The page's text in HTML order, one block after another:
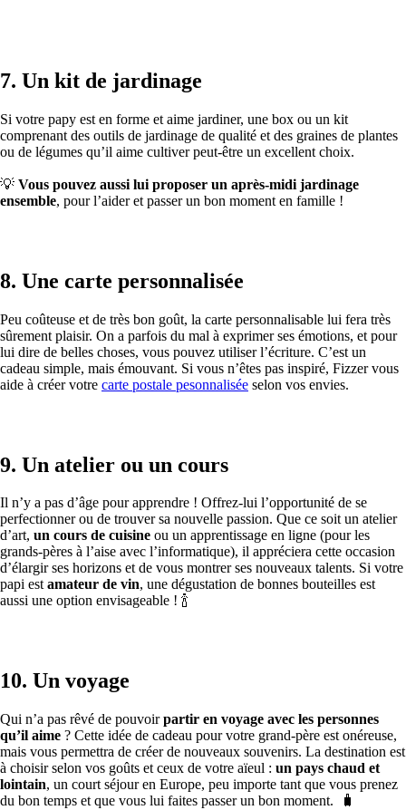
7. Un kit de jardinage
Si votre papy est en forme et aime jardiner, une box ou un kit
comprenant des outils de jardinage de qualité et des graines de plantes
ou de légumes qu’il aime cultiver peut-être un excellent choix.
💡 Vous pouvez aussi lui proposer un après-midi jardinage
ensemble, pour l’aider et passer un bon moment en famille !
8. Une carte personnalisée
Peu coûteuse et de très bon goût, la carte personnalisable lui fera très
sûrement plaisir. On a parfois du mal à exprimer ses émotions, et pour
lui dire de belles choses, vous pouvez utiliser l’écriture. C’est un
cadeau simple, mais émouvant. Si vous n’êtes pas inspiré, Fizzer vous
aide à créer votre carte postale pesonnalisée selon vos envies.
9. Un atelier ou un cours
Il n’y a pas d’âge pour apprendre ! Offrez-lui l’opportunité de se
perfectionner ou de trouver sa nouvelle passion. Que ce soit un atelier
d’art, un cours de cuisine ou un apprentissage en ligne (pour les
grands-pères à l’aise avec l’informatique), il appréciera cette occasion
d’élargir ses horizons et de vous montrer ses nouveaux talents. Si votre
papi estamateur de vin, une dégustation de bonnes bouteilles est
aussi une option envisageable ! 🍾
10. Un voyage
Qui n’a pas rêvé de pouvoirpartir en voyage avec les personnes
qu’il aime ? Cette idée de cadeau pour votre grand-père est onéreuse,
mais vous permettra de créer de nouveaux souvenirs. La destination est
à choisir selon vos goûts et ceux de votre aïeul : un pays chaud et
lointain, un court séjour en Europe, peu importe tant que vous prenez
du bon temps et que vous lui faites passer un bon moment. 🧳